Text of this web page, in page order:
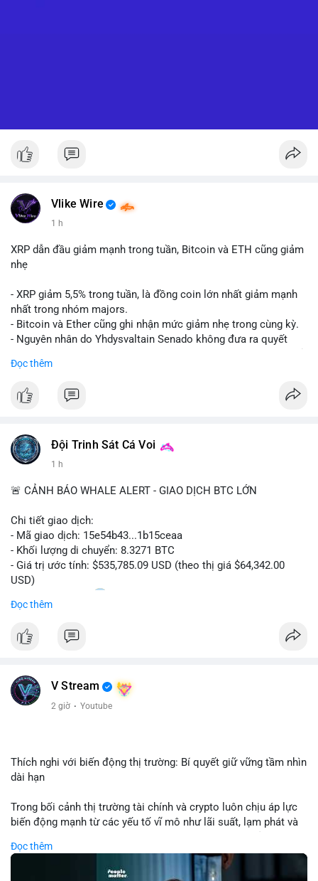
Vlike Wire
1 h
XRP dẫn đầu giảm mạnh trong tuần, Bitcoin và ETH cũng giảm
nhẹ
- XRP giảm 5,5% trong tuần, là đồng coin lớn nhất giảm mạnh
nhất trong nhóm majors.
- Bitcoin và Ether cũng ghi nhận mức giảm nhẹ trong cùng kỳ.
- Nguyên nhân do Yhdysvaltain Senado không đưa ra quyết
hè, đẩy việc thảo luận sang tháng 9.
XRP và Ripple, ảnh hưởng đến tâm lý nhà đầu tư.
#ripple
📰 Nguồn: CoinDesk
Đọc thêm
Đội Trinh Sát Cá Voi
1 h
🚨 CẢNH BÁO WHALE ALERT - GIAO DỊCH BTC LỚN
Chi tiết giao dịch:
- Mã giao dịch: 15e54b43...1b15ceaa
- Khối lượng di chuyển: 8.3271 BTC
- Giá trị ước tính: $535,785.09 USD (theo thị giá $64,342.00
USD)
- Thời gian: 04:20
Nhận định phân tích: Giao dịch 8.3271 BTC trị giá hơn nửa triệu
USD được thực hiện trong khung giờ sáng sớm, cho thấy dấu
đủ tạo áp lực bán trực tiếp lên thị trường nhưng phản ánh tâm
lý thận trọng của cá voi. Nếu dòng tiền này hướng về ví sàn
của BTC.
tương tự trong 24 giờ tới để xác nhận xu hướng. Không nên
hành động vội vàng dựa trên một giao dịch đơn lẻ, hãy ưu tiên
#giaodichlon
#tamlycavoi
Đọc thêm
V Stream
2 giờ · Youtube
Thích nghi với biến động thị trường: Bí quyết giữ vững tầm nhìn
dài hạn
Trong bối cảnh thị trường tài chính và crypto luôn chịu áp lực
biến động mạnh từ các yếu tố vĩ mô như lãi suất, lạm phát và
chìa khóa để đầu tư viên vượt qua giai đoạn không chắc chắn.
Thay vì phản ứng cảm xúc với những dao động ngắn hạn, các
Đọc thêm